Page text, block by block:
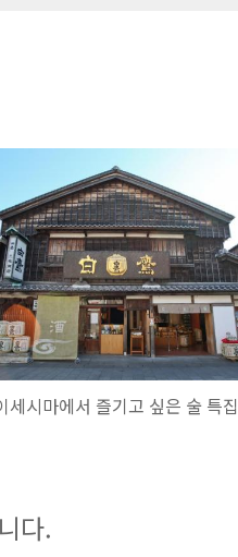
세시마에서 즐기고 싶은 술 특집
다.